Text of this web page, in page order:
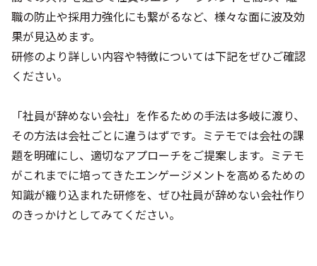
職の防止や採用力強化にも繋がるなど、様々な面に波及効
果が見込めます。
研修のより詳しい内容や特徴については下記をぜひご確認
ください。
「社員が辞めない会社」を作るための手法は多岐に渡り、
その方法は会社ごとに違うはずです。ミテモでは会社の課
題を明確にし、適切なアプローチをご提案します。ミテモ
がこれまでに培ってきたエンゲージメントを高めるための
知識が織り込まれた研修を、ぜひ社員が辞めない会社作り
のきっかけとしてみてください。